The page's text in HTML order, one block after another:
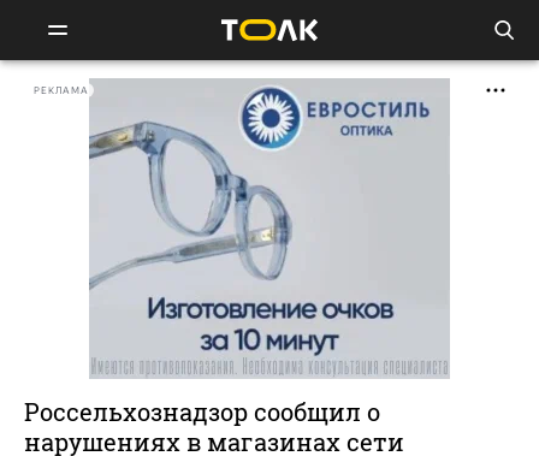
РЕКЛАМА
Россельхознадзор сообщил о
нарушениях в магазинах сети